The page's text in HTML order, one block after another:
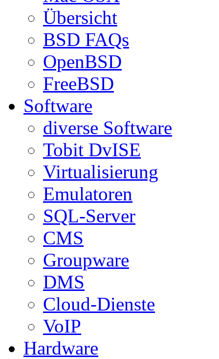
Übersicht
BSD FAQs
OpenBSD
FreeBSD
Software
diverse Software
Tobit DvISE
Virtualisierung
Emulatoren
SQL-Server
CMS
Groupware
DMS
Cloud-Dienste
VoIP
Hardware